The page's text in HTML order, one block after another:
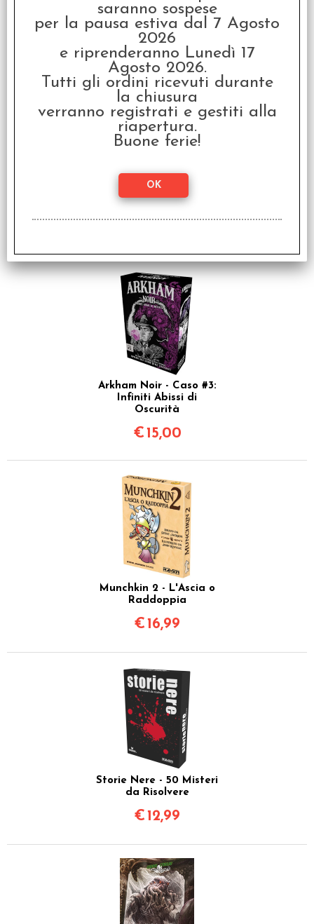
Richiamato dal Tuono
€14,00
Munchkin - Italiano
€21,99
Arkham Noir - Caso #3:
Infiniti Abissi di
Oscurità
€ 15,00
Munchkin 2 - L'Ascia o
Raddoppia
€ 16,99
Storie Nere - 50 Misteri
da Risolvere
€ 12,99
saranno sospese
per la pausa estiva dal 7 Agosto
2026
e riprenderanno Lunedì 17
Agosto 2026.
Tutti gli ordini ricevuti durante
la chiusura
verranno registrati e gestiti alla
riapertura.
Buone ferie!